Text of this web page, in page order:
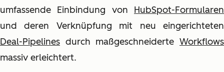
umfassende Einbindung von HubSpot-Formularen
und deren Verknüpfung mit neu eingerichteten
Deal-Pipelines durch maßgeschneiderte Workflows
massiv erleichtert.